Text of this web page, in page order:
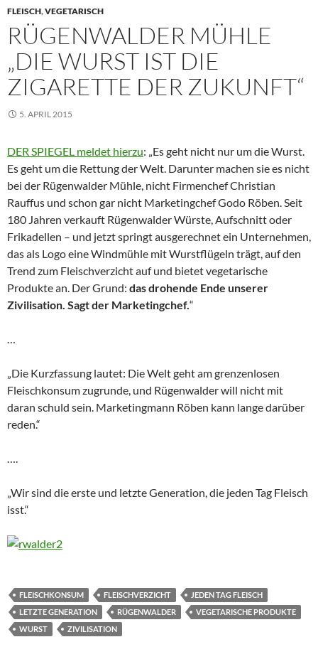
FLEISCH,VEGETARISCH
RÜGENWALDER MÜHLE
„DIE WURST IST DIE
ZIGARETTE DER ZUKUNFT“
5. APRIL 2015
DER SPIEGEL meldet hierzu: „Es geht nicht nur um die Wurst.
Es geht um die Rettung der Welt. Darunter machen sie es nicht
bei der Rügenwalder Mühle, nicht Firmenchef Christian
Rauffus und schon gar nicht Marketingchef Godo Röben. Seit
180 Jahren verkauft Rügenwalder Würste, Aufschnitt oder
Frikadellen – und jetzt springt ausgerechnet ein Unternehmen,
das als Logo eine Windmühle mit Wurstflügeln trägt, auf den
Trend zum Fleischverzicht auf und bietet vegetarische
Produkte an. Der Grund: das drohende Ende unserer
Zivilisation. Sagt der Marketingchef.“
…
„Die Kurzfassung lautet: Die Welt geht am grenzenlosen
Fleischkonsum zugrunde, und Rügenwalder will nicht mit
daran schuld sein. Marketingmann Röben kann lange darüber
reden.“
….
„Wir sind die erste und letzte Generation, die jeden Tag Fleisch
isst.“
FLEISCHKONSUM FLEISCHVERZICHT
JEDEN TAG FLEISCH
LETZTE GENERATION
RÜGENWALDER
VEGETARISCHE PRODUKTE
WURST
ZIVILISATION